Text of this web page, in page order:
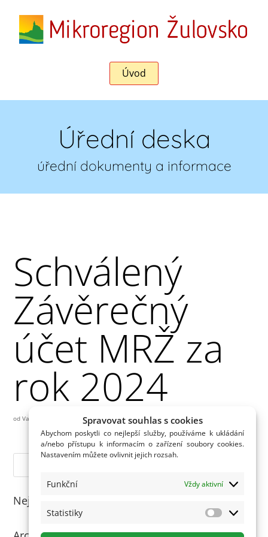
Spravovat souhlas s cookies
Abychom poskytli co nejlepší služby, používáme k ukládání
a/nebo přístupu k informacím o zařízení soubory cookies.
Nastavením můžete ovlivnit jejich rozsah.
Funkční Vždy aktivní
Statistiky Statistiky
Úvod
Úřední deska
úřední dokumenty a informace
Schválený
Závěrečný
účet MRŽ za
rok 2024
odVašek
Nejnovější komentáře